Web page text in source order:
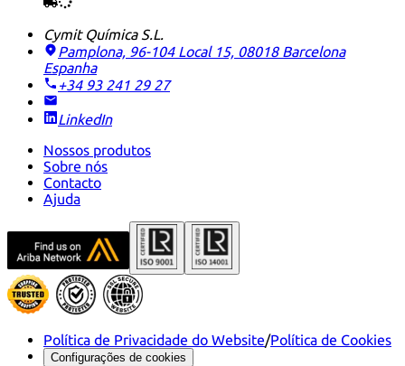
Cymit Química S.L.
Pamplona, 96-104 Local 15, 08018 Barcelona
Espanha
+34 93 241 29 27
LinkedIn
Nossos produtos
Sobre nós
Contacto
Ajuda
Política de Privacidade do Website/Política de Cookies
Configurações de cookies